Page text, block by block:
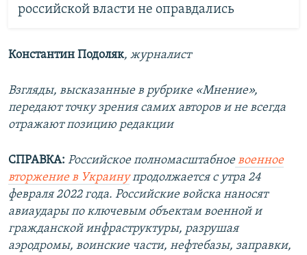
российской власти не оправдались
Константин Подоляк, журналист
Взгляды, высказанные в рубрике «Мнение»,
передают точку зрения самих авторов и не всегда
отражают позицию редакции
СПРАВКА: Российское полномасштабноевоенное
вторжение в Украинупродолжается с утра 24
февраля 2022 года. Российские войска наносят
авиаудары по ключевым объектам военной и
гражданской инфраструктуры, разрушая
аэродромы, воинские части, нефтебазы, заправки,